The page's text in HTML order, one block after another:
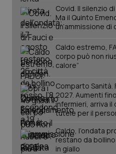
Covid. Il silenzio
Ma il Quinto
un’ammissione di
Caldo estremo,
corpo può non
calore”
Comparto
2027. Aumenti
infermieri, arriva il
tutele per il
Caldo, l’ondata
restano da
in giallo
tracking-sites-ironfish-
session-id
_ga